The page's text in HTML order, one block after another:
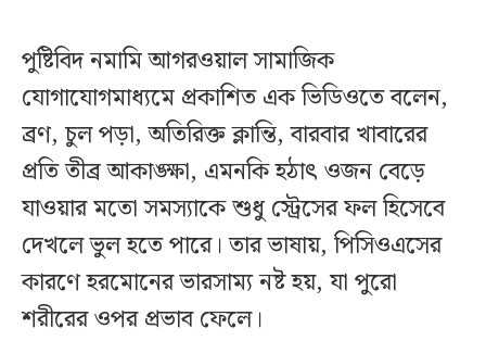
পুষ্টিবিদ নমামি আগরওয়াল সামাজিক
যোগাযোগমাধ্যমে প্রকাশিত এক ভিডিওতে বলেন,
ব্রণ, চুল পড়া, অতিরিক্ত ক্লান্তি, বারবার খাবারের
প্রতি তীব্র আকাঙ্ক্ষা, এমনকি হঠাৎ ওজন বেড়ে
যাওয়ার মতো সমস্যাকে শুধু স্ট্রেসের ফল হিসেবে
দেখলে ভুল হতে পারে। তার ভাষায়, পিসিওএসের
কারণে হরমোনের ভারসাম্য নষ্ট হয়, যা পুরো
শরীরের ওপর প্রভাব ফেলে।